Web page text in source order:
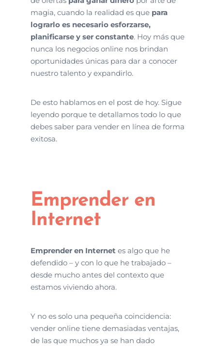
magia, cuando la realidad es que para
lograrlo es necesario esforzarse,
planificarse y ser constante. Hoy más que
nunca los negocios online nos brindan
oportunidades únicas para dar a conocer
nuestro talento y expandirlo.
De esto hablamos en el post de hoy. Sigue
leyendo porque te detallamos todo lo que
debes saber para vender en línea de forma
exitosa.
Emprender en
Internet
Emprender en Internet es algo que he
defendido – y con lo que he trabajado –
desde mucho antes del contexto que
estamos viviendo ahora.
Y no es solo una pequeña coincidencia:
vender online tiene demasiadas ventajas,
de las que muchos ya se han dado